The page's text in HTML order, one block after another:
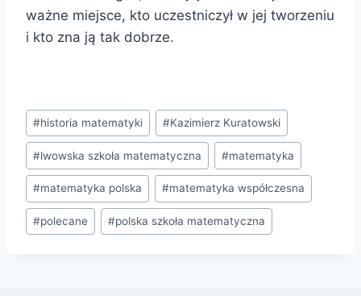
ważne miejsce, kto uczestniczył w jej tworzeniu
i kto zna ją tak dobrze.
Tagi
wpisu:
#historia matematyki #Kazimierz Kuratowski
#lwowska szkoła matematyczna #matematyka
#matematyka polska #matematyka współczesna
#polecane #polska szkoła matematyczna